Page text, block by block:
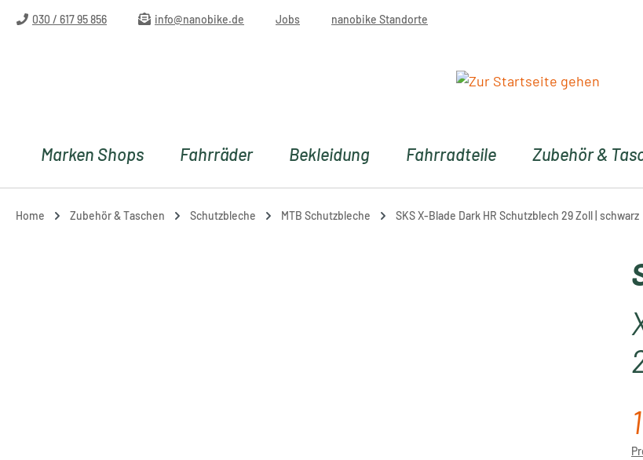
Hauptinhalt springen
Zur Suche springen
Zur Hauptnavigation springen
030 / 617 95 856 info@nanobike.de Jobs nanobike Standorte
Marken Shops Fahrräder Bekleidung Fahrradteile Zubehör &
Home Zubehör & Taschen Schutzbleche MTB Schutzbleche SKS X-Blade Dark HR Schutzblech 29 Zoll | schwarz